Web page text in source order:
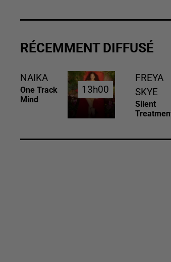
RÉCEMMENT DIFFUSÉ
NAIKA
One Track
Mind
13h00
13h00
FREYA
SKYE
Silent